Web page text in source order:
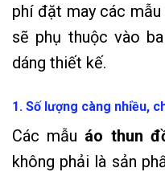
phí đặt may các mẫu
sẽ phụ thuộc vào
dáng thiết kế.
1. Số lượng càng nhiều,
Các mẫu áo thun
không phải là sản